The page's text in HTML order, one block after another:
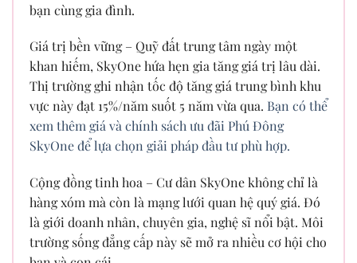
bạn cùng gia đình.
Giá trị bền vững – Quỹ đất trung tâm ngày một
khan hiếm, SkyOne hứa hẹn gia tăng giá trị lâu dài.
Thị trường ghi nhận tốc độ tăng giá trung bình khu
vực này đạt 15%/năm suốt 5 năm vừa qua. Bạn có thể
xem thêm giá và chính sách ưu đãi Phú Đông
SkyOne để lựa chọn giải pháp đầu tư phù hợp.
Cộng đồng tinh hoa – Cư dân SkyOne không chỉ là
hàng xóm mà còn là mạng lưới quan hệ quý giá. Đó
là giới doanh nhân, chuyên gia, nghệ sĩ nổi bật. Môi
trường sống đẳng cấp này sẽ mở ra nhiều cơ hội cho